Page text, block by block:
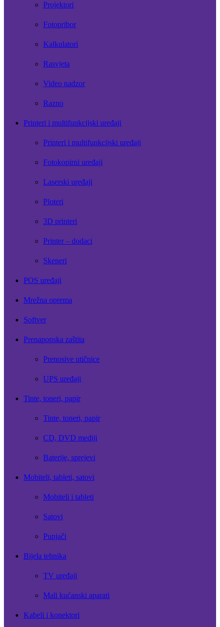
Projektori
Fotopribor
Kalkulatori
Rasvjeta
Video nadzor
Razno
Printeri i multifunkcijski uređaji
Printeri i multifunkcijski uređaji
Fotokopirni uređaji
Laserski uređaji
Ploteri
3D printeri
Printer – dodaci
Skeneri
POS uređaji
Mrežna oprema
Softver
Prenaponska zaštita
Prenosive utičnice
UPS uređaji
Tinte, toneri, papir
Tinte, toneri, papir
CD, DVD mediji
Baterije, sprejevi
Mobiteli, tableti, satovi
Mobiteli i tableti
Satovi
Punjači
Bijela tehnika
TV uređaji
Mali kućanski aparati
Kabeli i konektori